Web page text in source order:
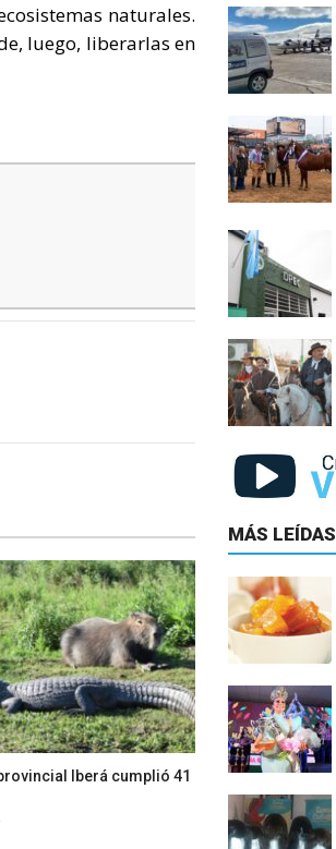
naturales.
luego, liberarlas en
Iberá cumplió 41
MÁS LEÍDAS